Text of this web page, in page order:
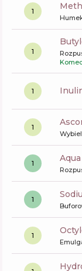
1
1
1
1
1
1
1